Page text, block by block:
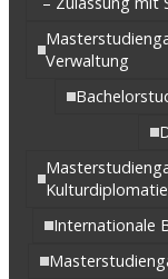
Verwaltung
Kulturdiplomatie
Internationale